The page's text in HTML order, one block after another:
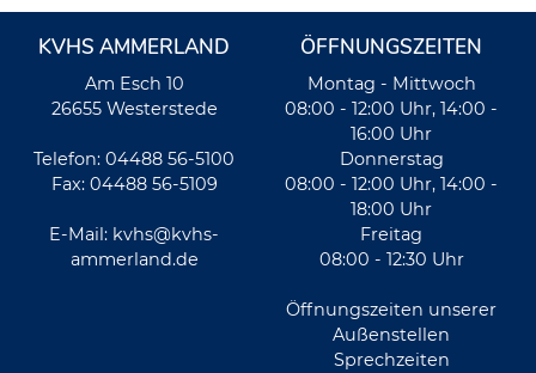
KVHS AMMERLAND
Am Esch 10
26655 Westerstede
Telefon: 04488 56-5100
Fax: 04488 56-5109
E-Mail: kvhs@kvhs-
ammerland.de
ÖFFNUNGSZEITEN
Montag - Mittwoch
08:00 - 12:00 Uhr, 14:00 -
16:00 Uhr
Donnerstag
08:00 - 12:00 Uhr, 14:00 -
18:00 Uhr
Freitag
08:00 - 12:30 Uhr
Öffnungszeiten unserer
Außenstellen
Sprechzeiten